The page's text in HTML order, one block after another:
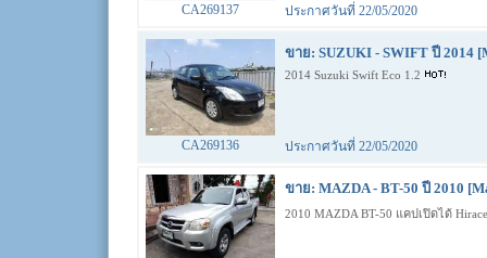
CA269137 ประกาศวันที่ 22/05/2020
ขาย: SUZUKI - SWIFT ปี 2014
2014 Suzuki Swift Eco 1.2
CA269136 ประกาศวันที่ 22/05/2020
ขาย: MAZDA - BT-50 ปี 2010
2010 MAZDA BT-50 แคปเปิดได้